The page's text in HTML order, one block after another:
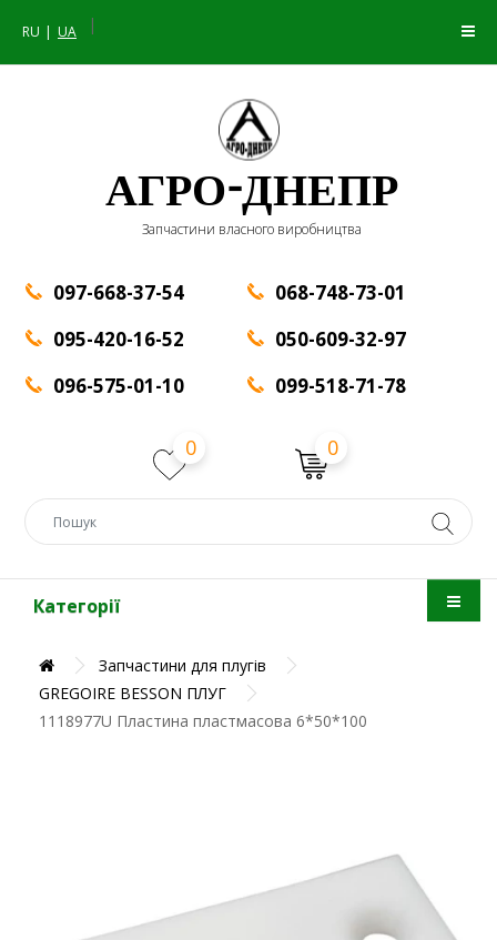
RU UA |
АГРО-ДНЕПР
Запчастини власного виробництва
097-668-37-54
095-420-16-52
096-575-01-10
068-748-73-01
050-609-32-97
099-518-71-78
0 0
Категорії
Запчастини для плугів
GREGOIRE BESSON ПЛУГ
1118977U Пластина пластмасова 6*50*100